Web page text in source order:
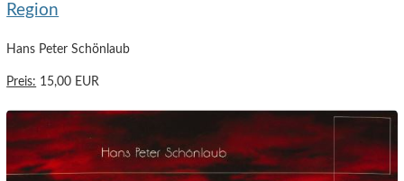
Region
Hans Peter Schönlaub
Preis: 15,00 EUR